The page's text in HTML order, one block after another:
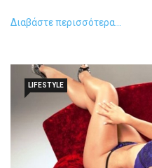
Διαβάστε περισσότερα...
LIFESTYLE